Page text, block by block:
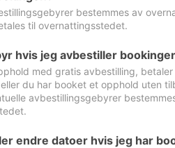
bestemmes av
til overnattingsstedet.
hvis jeg avbestiller
med gratis avbestilling,
du har booket et opphold uten
avbestillingsgebyrer
endre datoer hvis jeg har